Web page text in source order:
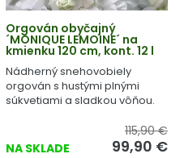
Orgován obyčajný
´MONIQUE LEMOINE´ na
kmienku 120 cm, kont. 12 l
Nádherný snehovobiely
orgován s hustými plnými
súkvetiami a sladkou vôňou.
NA SKLADE
115,90 €
99,90 €